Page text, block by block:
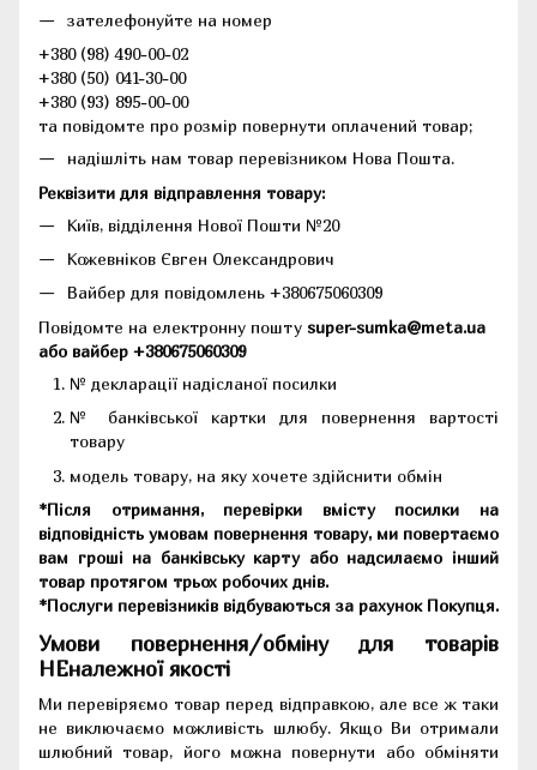
зателефонуйте на номер
+380 (98) 490-00-02
+380 (50) 041-30-00
+380 (93) 895-00-00
та повідомте про розмір повернути оплачений товар;
надішліть нам товар перевізником Нова Пошта.
Реквізити для відправлення товару:
Київ, відділення Нової Пошти №20
Кожевніков Євген Олександрович
Вайбер для повідомлень +380675060309
Повідомте на електронну пошту super-sumka@meta.ua
або вайбер +380675060309
№ декларації надісланої посилки
№ банківської картки для повернення вартості
товару
модель товару, на яку хочете здійснити обмін
*Після отримання, перевірки вмісту посилки на
відповідність умовам повернення товару, ми повертаємо
вам гроші на банківську карту або надсилаємо інший
товар протягом трьох робочих днів.
*Послуги перевізників відбуваються за рахунок Покупця.
Умови повернення/обміну для товарів
НЕналежної якості
Ми перевіряємо товар перед відправкою, але все ж таки
не виключаємо можливість шлюбу. Якщо Ви отримали
шлюбний товар, його можна повернути або обміняти